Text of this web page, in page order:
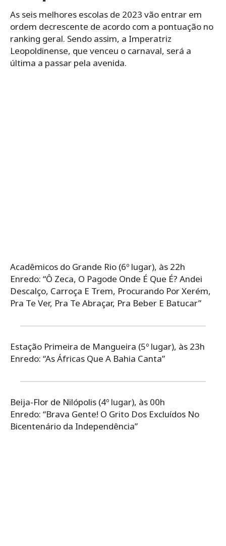
As seis melhores escolas de 2023 vão entrar em
ordem decrescente de acordo com a pontuação no
ranking geral. Sendo assim, a Imperatriz
Leopoldinense, que venceu o carnaval, será a
última a passar pela avenida.
Acadêmicos do Grande Rio (6º lugar), às 22h
Enredo: “Ô Zeca, O Pagode Onde É Que É? Andei
Descalço, Carroça E Trem, Procurando Por Xerém,
Pra Te Ver, Pra Te Abraçar, Pra Beber E Batucar”
Estação Primeira de Mangueira (5º lugar), às 23h
Enredo: “As Áfricas Que A Bahia Canta”
Beija-Flor de Nilópolis (4º lugar), às 00h
Enredo: “Brava Gente! O Grito Dos Excluídos No
Bicentenário da Independência”